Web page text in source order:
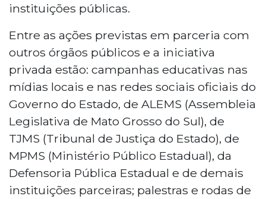
instituições públicas.
Entre as ações previstas em parceria com
outros órgãos públicos e a iniciativa
privada estão: campanhas educativas nas
mídias locais e nas redes sociais oficiais do
Governo do Estado, de ALEMS (Assembleia
Legislativa de Mato Grosso do Sul), de
TJMS (Tribunal de Justiça do Estado), de
MPMS (Ministério Público Estadual), da
Defensoria Pública Estadual e de demais
instituições parceiras; palestras e rodas de